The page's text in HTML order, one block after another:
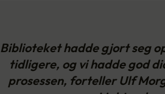
Biblioteket hadde gjort seg
tidligere, og vi hadde god
prosessen, forteller Ulf